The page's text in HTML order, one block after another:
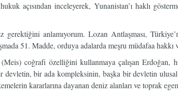
açısından inceleyerek, Yunanistan’ı haklı
gerektiğini anlamıyorum. Lozan Antlaşması,
51. Madde, orduya adalarda meşru müdafaa hakkı
(Meis) coğrafi özelliğini kullanmaya çalışan
devletin, bir ada kompleksinin, başka bir devletin ulusal
kararlarına dayanan deniz alanları ve toprak